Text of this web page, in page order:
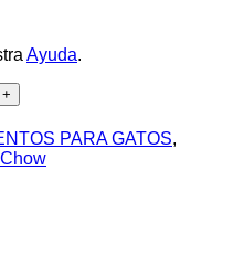
Ayuda.
PARA GATOS,